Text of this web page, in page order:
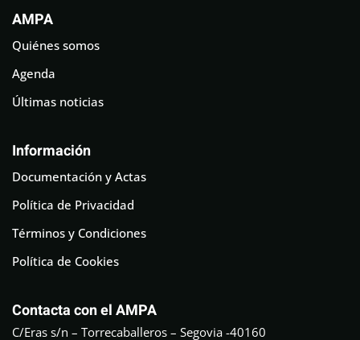
AMPA
Quiénes somos
Agenda
Últimas noticias
Información
Documentación y Actas
Política de Privacidad
Términos y Condiciones
Política de Cookies
Contacta con el AMPA
C/Eras s/n – Torrecaballeros – Segovia -40160